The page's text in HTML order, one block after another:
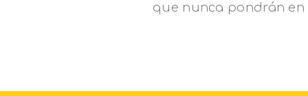
que nunca pondrán